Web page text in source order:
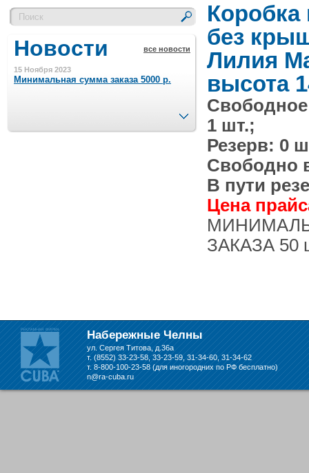
Новости все новости
15 Ноября 2023
Минимальная сумма заказа 5000 р.
Шляпные коробочки производим
След.
без
Лилия
высота
1 шт.;
Резерв: 0
Свободно
В пути
Цена
ЗАКАЗА 50
Набережные Челны
ул. Сергея Титова, д.36а
т. (8552) 33-23-58, 33-23-59, 31-34-60, 31-34-62
т. 8-800-100-23-58 (для иногородних по РФ бесплатно)
n@ra-cuba.ru